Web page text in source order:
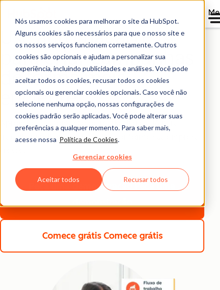
Nós usamos cookies para melhorar o site da HubSpot.
Alguns cookies são necessários para que o nosso site e
os nossos serviços funcionem corretamente. Outros
cookies são opcionais e ajudam a personalizar sua
experiência, incluindo publicidades e análises. Você pode
aceitar todos os cookies, recusar todos os cookies
opcionais ou gerenciar cookies opcionais. Caso você não
selecione nenhuma opção, nossas configurações de
cookies padrão serão aplicadas. Você pode alterar suas
preferências a qualquer momento. Para saber mais,
acesse nossa Política de Cookies.
Gerenciar cookies
Aceitar todos Recusar todos
Use automação e IA
para criar campanhas
de forma mais
eficiente
Aproveite a automação de marketing e a IA para
trabalhar melhor e mais rápido conforme sua empresa
Peça uma demonstração
Comece grátis Comece grátis